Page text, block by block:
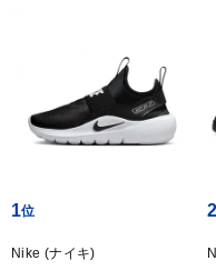
1
Nike (ナイキ)